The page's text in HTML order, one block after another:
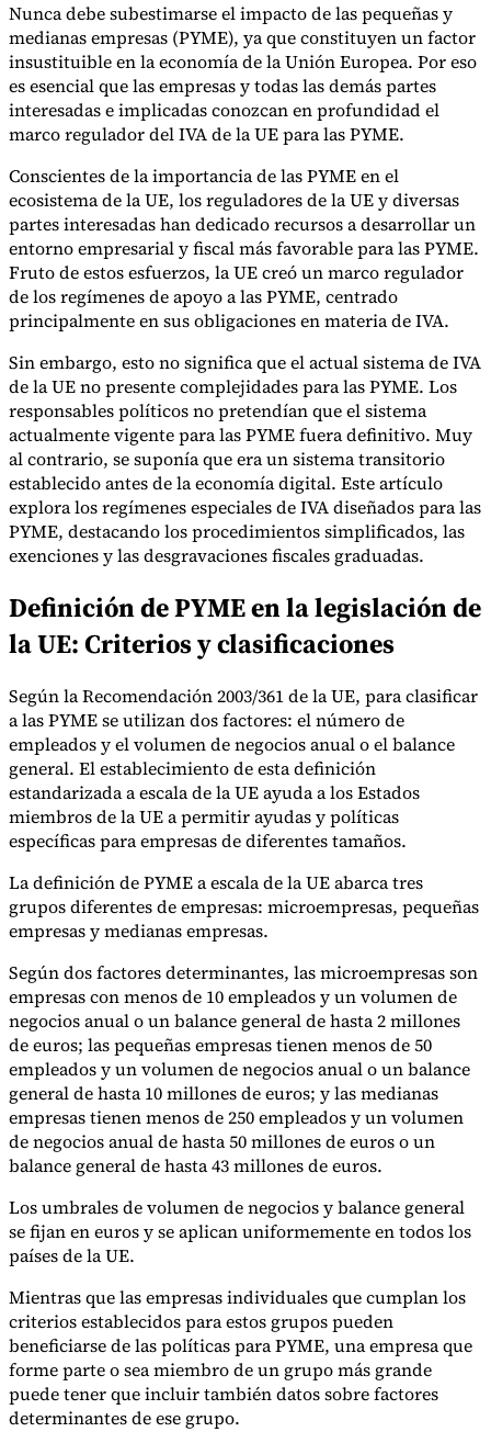
Impuestos indirectos 101
Serie Experto Fiscal
Impuestos indirectos en el comercio electrónico VAT en la región del
GolfoCómo crear un marco de control de los impuestos
indirectosImpuestos sobre el carbono y tasas medioambientales
Herramientas
Calculadora de VATCalculadora de GST Calculadora del impuesto
sobre las ventas Verificador de número de VAT Rastreador de
mandatos de facturación electrónica
Expertos
Nuestros autores
Conviértase en colaborador
Nunca debe subestimarse el impacto de las pequeñas y
medianas empresas (PYME), ya que constituyen un factor
insustituible en la economía de la Unión Europea. Por eso
es esencial que las empresas y todas las demás partes
interesadas e implicadas conozcan en profundidad el
marco regulador del IVA de la UE para las PYME.
Conscientes de la importancia de las PYME en el
ecosistema de la UE, los reguladores de la UE y diversas
partes interesadas han dedicado recursos a desarrollar un
entorno empresarial y fiscal más favorable para las PYME.
Fruto de estos esfuerzos, la UE creó un marco regulador
de los regímenes de apoyo a las PYME, centrado
principalmente en sus obligaciones en materia de IVA.
Sin embargo, esto no significa que el actual sistema de IVA
de la UE no presente complejidades para las PYME. Los
responsables políticos no pretendían que el sistema
actualmente vigente para las PYME fuera definitivo. Muy
al contrario, se suponía que era un sistema transitorio
establecido antes de la economía digital. Este artículo
explora los regímenes especiales de IVA diseñados para las
PYME, destacando los procedimientos simplificados, las
exenciones y las desgravaciones fiscales graduadas.
Definición de PYME en la legislación de
la UE: Criterios y clasificaciones
Según la Recomendación 2003/361 de la UE, para clasificar
a las PYME se utilizan dos factores: el número de
empleados y el volumen de negocios anual o el balance
general. El establecimiento de esta definición
estandarizada a escala de la UE ayuda a los Estados
miembros de la UE a permitir ayudas y políticas
específicas para empresas de diferentes tamaños.
La definición de PYME a escala de la UE abarca tres
grupos diferentes de empresas: microempresas, pequeñas
empresas y medianas empresas.
Según dos factores determinantes, las microempresas son
empresas con menos de 10 empleados y un volumen de
negocios anual o un balance general de hasta 2 millones
de euros; las pequeñas empresas tienen menos de 50
empleados y un volumen de negocios anual o un balance
general de hasta 10 millones de euros; y las medianas
empresas tienen menos de 250 empleados y un volumen
de negocios anual de hasta 50 millones de euros o un
balance general de hasta 43 millones de euros.
Los umbrales de volumen de negocios y balance general
se fijan en euros y se aplican uniformemente en todos los
países de la UE.
Mientras que las empresas individuales que cumplan los
criterios establecidos para estos grupos pueden
beneficiarse de las políticas para PYME, una empresa que
forme parte o sea miembro de un grupo más grande
puede tener que incluir también datos sobre factores
determinantes de ese grupo.